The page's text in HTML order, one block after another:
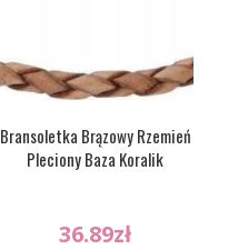
Bransoletka Brązowy Rzemień
Pleciony Baza Koralik
36.89zł